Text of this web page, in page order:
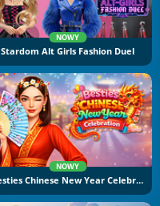
NOWY
Stardom Alt Girls Fashion Duel
NOWY
Besties Chinese New Year Celebration